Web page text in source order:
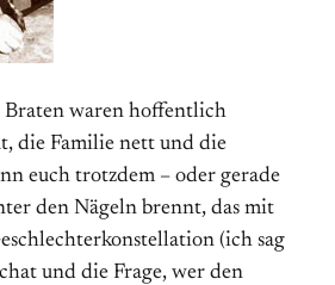
Braten waren hoffentlich
die Familie nett und die
euch trotzdem – oder gerade
den Nägeln brennt, das mit
(ich sag
und die Frage, wer den